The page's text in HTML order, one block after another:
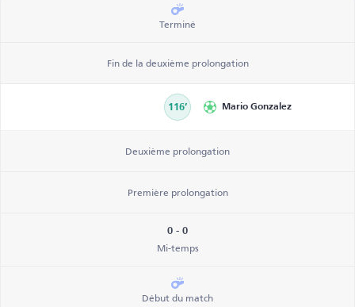
Terminé
Fin de la deuxième prolongation
116’ Mario Gonzalez
Deuxième prolongation
Première prolongation
0 - 0
Mi-temps
Début du match